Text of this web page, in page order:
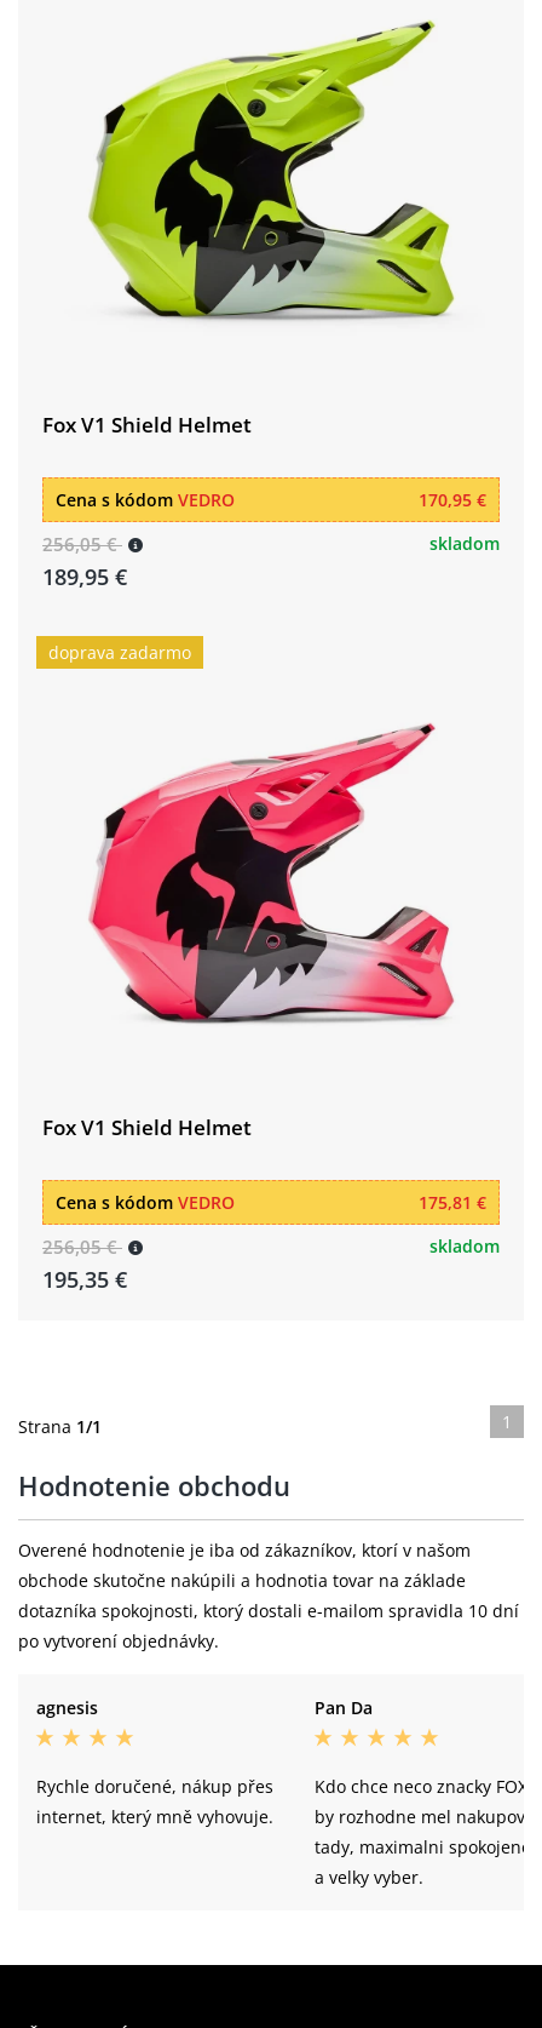
Fox V1 Shield Helmet
170,95 €
Cena s kódom VEDRO
256,05 €
189,95 €
skladom
doprava zadarmo
Fox V1 Shield Helmet
175,81 €
Cena s kódom VEDRO
256,05 €
195,35 €
skladom
Strana 1/1 1
Hodnotenie obchodu
Overené hodnotenie je iba od zákazníkov, ktorí v našom
obchode skutočne nakúpili a hodnotia tovar na základe
dotazníka spokojnosti, ktorý dostali e-mailom spravidla 10 dní
po vytvorení objednávky.
agnesis
Rychle doručené, nákup přes
internet, který mně vyhovuje.
Pan Da
Kdo chce neco znacky FOX
by rozhodne mel nakupovat
tady, maximalni
a velky vyber.